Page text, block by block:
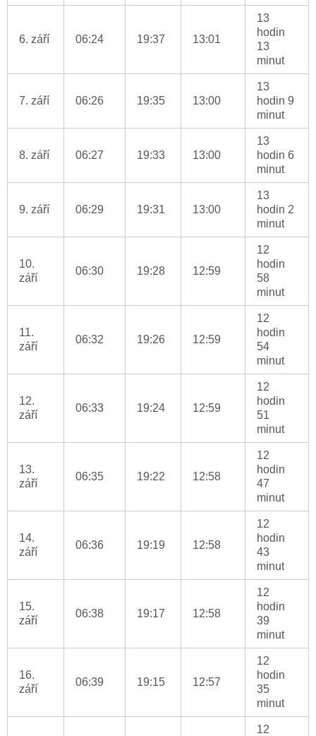
6. září 06:24 19:37 13:01
13
hodin
13
minut
7. září 06:26 19:35 13:00
13
hodin 9
minut
8. září 06:27 19:33 13:00
13
hodin 6
minut
9. září 06:29 19:31 13:00
13
hodin 2
minut
10.
září
06:30 19:28 12:59
12
hodin
58
minut
11.
září
06:32 19:26 12:59
12
hodin
54
minut
12.
září
06:33 19:24 12:59
12
hodin
51
minut
13.
září
06:35 19:22 12:58
12
hodin
47
minut
14.
září
06:36 19:19 12:58
12
hodin
43
minut
15.
září
06:38 19:17 12:58
12
hodin
39
minut
16.
září
06:39 19:15 12:57
12
hodin
35
minut
12